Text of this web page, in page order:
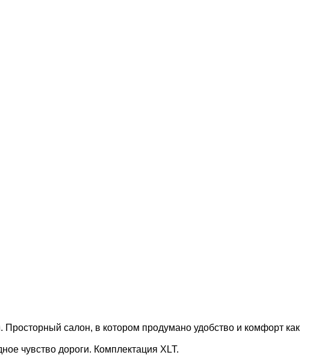
салон, в котором продумано удобство и комфорт как
чувство дороги. Комплектация XLT.